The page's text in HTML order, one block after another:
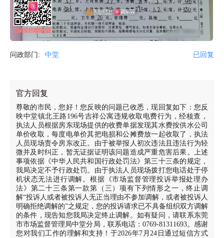
问政部门: 中堂 已回复
官方回复
尊敬的市民，您好！您反映的问题已收悉，现回复如下：您反
映中堂镇北王路196号吉祥公寓违规收取电费行为，经核查，
执法人员根据房东现场提供的收费单据发现其水费按供水公司
单价收取，每度电单价其把电损和公摊费放一起收取了，执法
人员现场责令房东改正。由于被举报人初次违法且违法行为轻
微并及时纠正，暂无证据证明该问题造成严重危害后果。上述
事项依据《中华人民共和国行政处罚法》第三十三条的规定，
我局决定不予行政处罚。由于执法人员现场拨打您电话处于停
机状态无法进行调解。根据《市场监督管理投诉举报处理办
法》第二十三条第一款第（三）项有下列情形之一，终止调
解“投诉人或者被投诉人无正当理由不参加调解，或者被投诉人
明确拒绝调解的”之规定，您的投诉请求已不具备组织双方调解
的条件，现告知您我局决定终止调解。如有疑问，请联系东莞
市市场监督管理局中堂分局，联系电话：0769-81311693。感谢
您对我们工作的理解和支持！于2026年7月24日通过短信方式